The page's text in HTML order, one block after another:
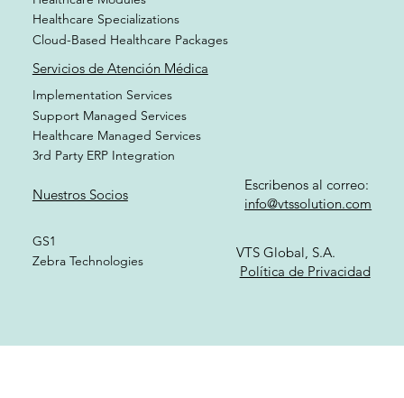
Healthcare Functionalities
Healthcare Modules
Cloud-Based Healthcare Packages
Implementation Services
Support Managed Services
3rd Party ERP Integration
Servicios de Atención Médica
Nuestros Socios
info@vtssolution.com